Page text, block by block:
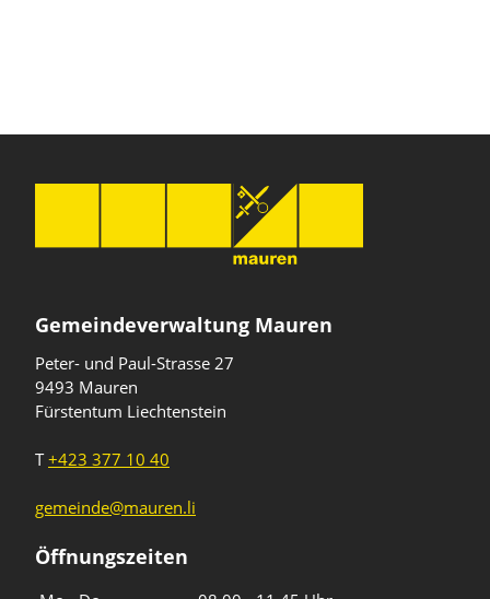
Gemeindeverwaltung Mauren
Peter- und Paul-Strasse 27
9493 Mauren
Fürstentum Liechtenstein
T+423 377 10 40
gemeinde@mauren.li
Öffnungszeiten